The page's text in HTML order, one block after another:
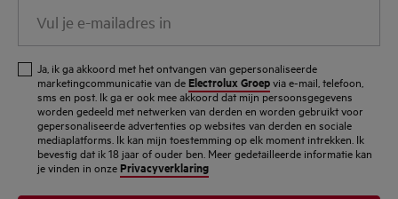
mailadres
Ja, ik ga akkoord met het ontvangen van gepersonaliseerde
marketingcommunicatie van de Electrolux Groepvia e-mail, telefoon,
sms en post. Ik ga er ook mee akkoord dat mijn persoonsgegevens
worden gedeeld met netwerken van derden en worden gebruikt voor
gepersonaliseerde advertenties op websites van derden en sociale
mediaplatforms. Ik kan mijn toestemming op elk moment intrekken. Ik
bevestig dat ik 18 jaar of ouder ben. Meer gedetailleerde informatie kan
je vinden in onze Privacyverklaring